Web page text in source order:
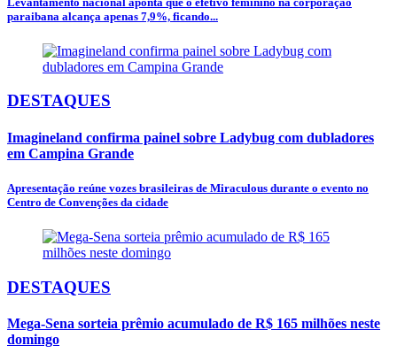
paraibana alcança apenas 7,9%, ficando...
DESTAQUES
Imagineland confirma painel sobre Ladybug com dubladores
em Campina Grande
Apresentação reúne vozes brasileiras de Miraculous durante o evento no
Centro de Convenções da cidade
DESTAQUES
Mega-Sena sorteia prêmio acumulado de R$ 165 milhões neste
domingo